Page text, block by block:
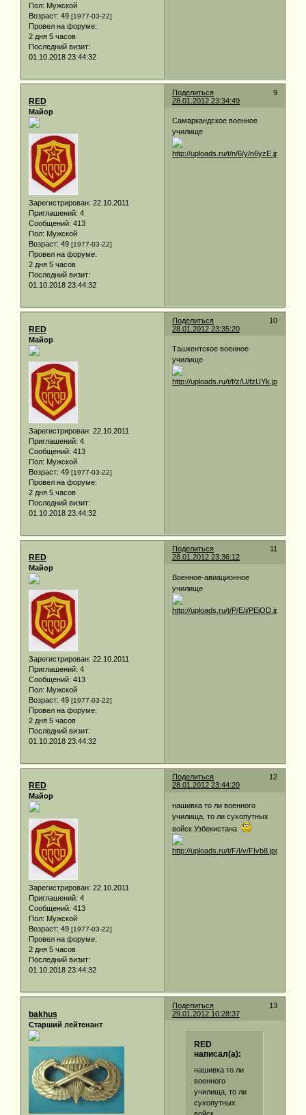
Пол: Мужской
Возраст: 49 [1977-03-22]
Провел на форуме:
2 дня 5 часов
Последний визит:
01.10.2018 23:44:32
Поделиться
9
28.01.2012 23:34:49
RED
Майор
Зарегистрирован: 22.10.2011
Приглашений: 4
Сообщений: 413
Пол: Мужской
Возраст: 49 [1977-03-22]
Провел на форуме:
2 дня 5 часов
Последний визит:
01.10.2018 23:44:32
Самаркандское военное
училище
Поделиться
10
28.01.2012 23:35:20
RED
Майор
Зарегистрирован: 22.10.2011
Приглашений: 4
Сообщений: 413
Пол: Мужской
Возраст: 49 [1977-03-22]
Провел на форуме:
2 дня 5 часов
Последний визит:
01.10.2018 23:44:32
Ташкентское военное
училище
Поделиться
11
28.01.2012 23:36:12
RED
Майор
Зарегистрирован: 22.10.2011
Приглашений: 4
Сообщений: 413
Пол: Мужской
Возраст: 49 [1977-03-22]
Провел на форуме:
2 дня 5 часов
Последний визит:
01.10.2018 23:44:32
Военное-авиационное
училище
Поделиться
12
28.01.2012 23:44:20
RED
Майор
Зарегистрирован: 22.10.2011
Приглашений: 4
Сообщений: 413
Пол: Мужской
Возраст: 49 [1977-03-22]
Провел на форуме:
2 дня 5 часов
Последний визит:
01.10.2018 23:44:32
нашивка то ли военного
училища, то ли сухопутных
войск Узбекистана
Поделиться
13
29.01.2012 10:28:37
bakhus
Старший лейтенант
RED
написал(а):
нашивка то ли
военного
училища, то ли
сухопутных